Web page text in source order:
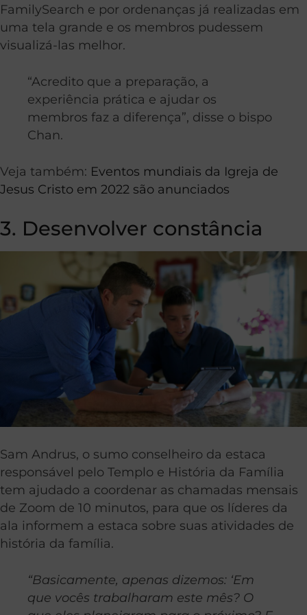
FamilySearch e por ordenanças já realizadas em
uma tela grande e os membros pudessem
visualizá-las melhor.
“Acredito que a preparação, a
experiência prática e ajudar os
membros faz a diferença”, disse o bispo
Chan.
Veja também: Eventos mundiais da Igreja de
Jesus Cristo em 2022 são anunciados
3. Desenvolver constância
Sam Andrus, o sumo conselheiro da estaca
responsável pelo Templo e História da Família
tem ajudado a coordenar as chamadas mensais
de Zoom de 10 minutos, para que os líderes da
ala informem a estaca sobre suas atividades de
história da família.
“Basicamente, apenas dizemos: ‘Em
que vocês trabalharam este mês? O